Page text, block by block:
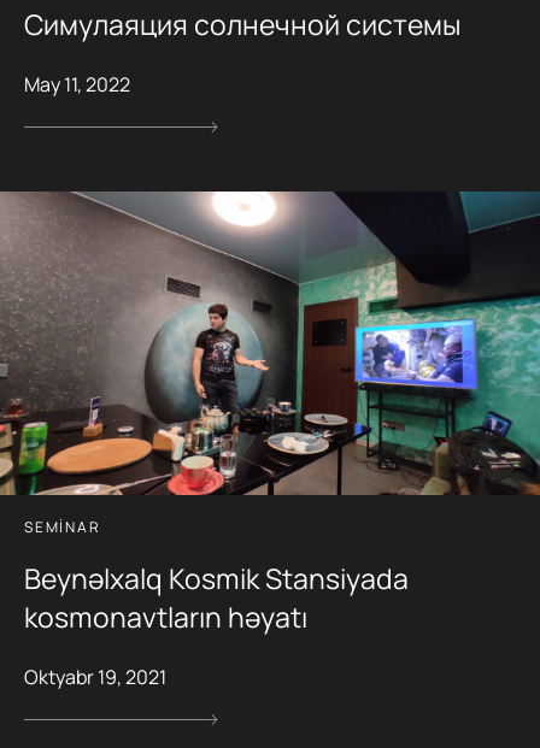
Симулаяция солнечной системы
May 11, 2022
SEMINAR
Beynəlxalq Kosmik Stansiyada
kosmonavtların həyatı
Oktyabr 19, 2021